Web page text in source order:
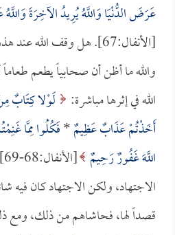
عَرَضَ الدُّنْيَا وَاللَّهُ يُرِيدُ الآخِرَةَ
[الأنفال:67]. هل وقف الله
والله ما أظن أن صحابياً يطعم
الله في إثرها مباشرة: لَوْلا كِتَابٌ
أَخَذْتُمْ عَذَابٌ عَظِيمٌ*فَكُلُوا مِمَّا
اللَّهَ غَفُورٌ رَحِيمٌ
الاجتهاد، ولكن الاجتهاد كان فيه
قصداً لها، فحاشاهم من ذلك، ومع